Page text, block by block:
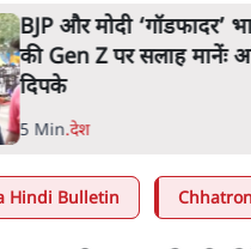
BJP और मोदी ‘गॉडफादर’
की Gen Z पर सलाह मानेंः
दिपके
5 Min.देश
Hindi Bulletin